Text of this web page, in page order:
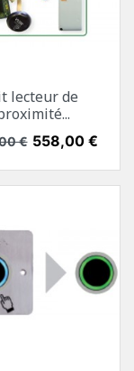
lecteur de
base
€ Prix
558,00 €